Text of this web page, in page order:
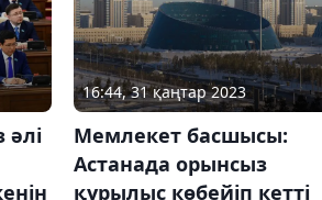
16:44, 31 қаңтар 2023
Мемлекет басшысы:
Астанада орынсыз
құрылыс көбейіп кетті